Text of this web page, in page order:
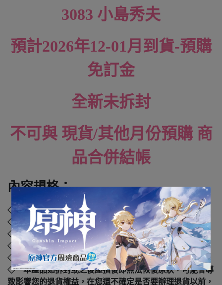
3083 小島秀夫
預計2026年12-01月到貨-預購
免訂金
全新未拆封
不可與 現貨/其他月份預購 商
品合併結帳
內容規格：
◇ 品牌：GOOD SMILE COMPANY (GSC)
◇ 材質：塑膠、聚苯乙烯、聚乙烯、聚丙烯
◇ 外盒尺寸： . cm
◇ 年齡：4歲以上
◇ 國際碼：4570232588806
◇ 本產品如拆封或之後壓損後即無法恢復原狀，可能會導
致影響您的退貨權益，在您還不確定是否要辦理退貨以前，